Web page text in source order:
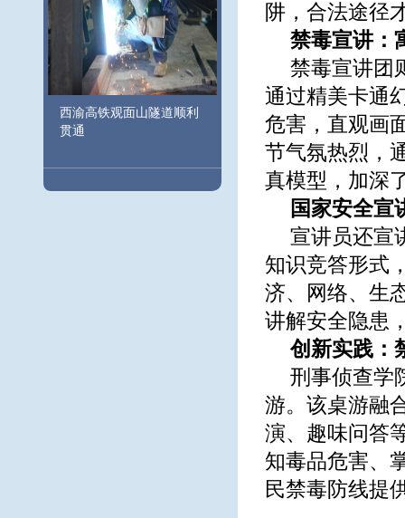
西渝高铁观面山隧道顺利
贯通
阱，合法途径
禁毒宣讲：
禁毒宣讲团
通过精美卡通
危害，直观画
节气氛热烈，
真模型，加深
国家安全宣
宣讲员还宣
知识竞答形式
济、网络、生
讲解安全隐患
创新实践：
刑事侦查学
游。该桌游融
演、趣味问答
知毒品危害、
民禁毒防线提